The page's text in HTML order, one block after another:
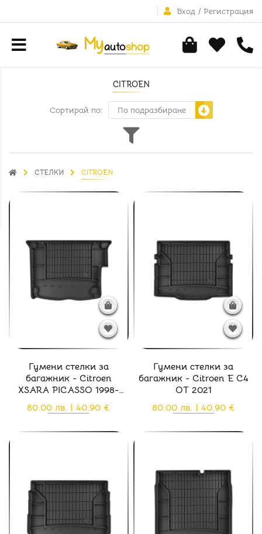
Вход / Регистрация
CITROEN
Сортирай по:
СТЕЛКИ CITROEN
Гумени стелки за
багажник - Citroen
XSARA PICASSO 1998-
2012
80.00 лв. | 40.90 €
Гумени стелки за
багажник - Citroen E C4
ОТ 2021
80.00 лв. | 40.90 €